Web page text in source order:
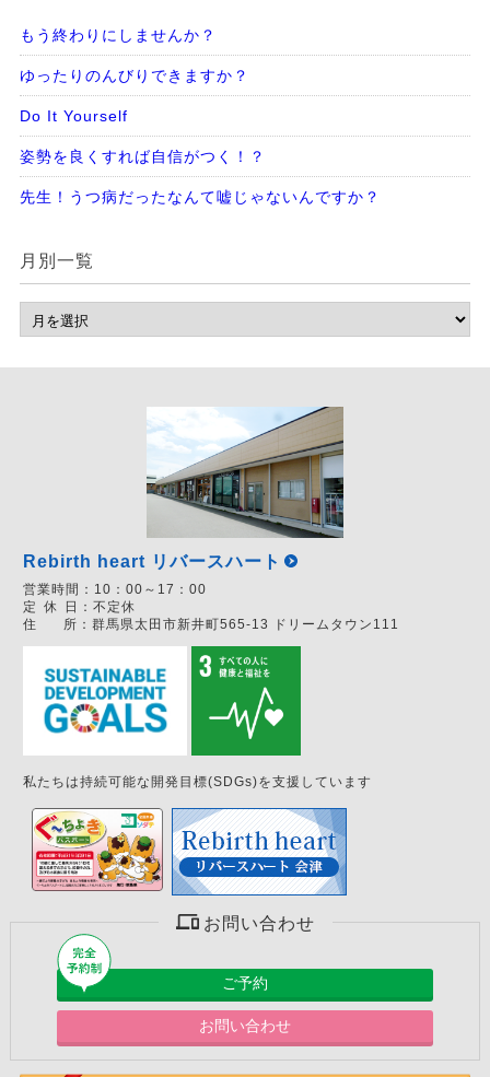
もう終わりにしませんか？
ゆったりのんびりできますか？
Do It Yourself
姿勢を良くすれば自信がつく！？
先生！うつ病だったなんて嘘じゃないんですか？
月別一覧
Rebirth heart リバースハート
営業時間： 10：00～17：00
定 休 日： 不定休
住
所： 群馬県太田市新井町565-13 ドリームタウン111
私たちは持続可能な開発目標(SDGs)を支援しています
お問い合わせ
ご予約
お問い合わせ